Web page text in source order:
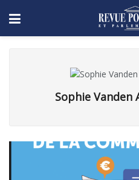
Sophie Vanden